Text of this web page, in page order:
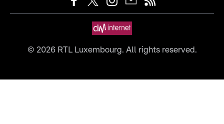
© 2026RTL Luxembourg. All rights reserved.